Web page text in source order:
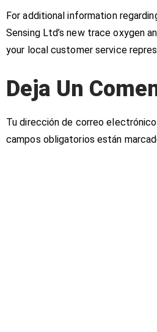
For additional information
Sensing Ltd’s new trace oxygen
your local customer service
Deja Un
Tu dirección de correo
campos obligatorios están